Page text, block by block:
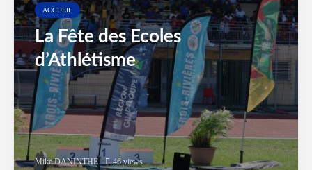
ACCUEIL
La Fête des Ecoles
d’Athlétisme
Mike DANINTHE 46 views